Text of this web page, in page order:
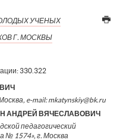
УЧЕНЫХ
Г. МОСКВЫ
330.322
e-mail: mkatynskiy@bk.ru
АНДРЕЙ ВЯЧЕСЛАВОВИЧ
педагогический
№ 1574», г. Москва